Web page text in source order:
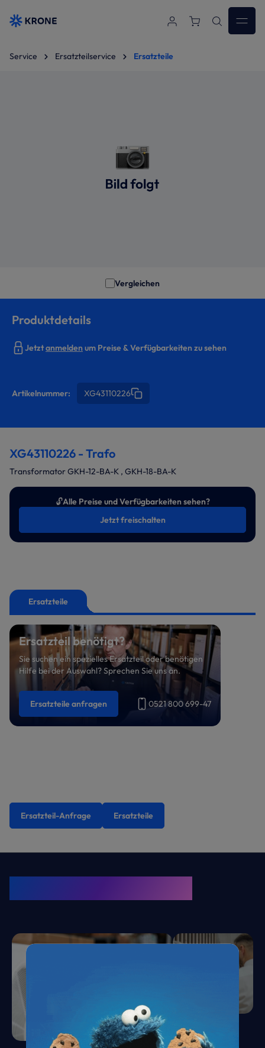
Zum Hauptinhalt springen
Service Ersatzteilservice Ersatzteile
Vergleichen
Produktdetails
Jetztanmeldenum Preise & Verfügbarkeiten zu sehen
Artikelnummer: XG43110226
XG43110226 - Trafo
Transformator GKH-12-BA-K , GKH-18-BA-K
🔓Alle Preise und Verfügbarkeiten sehen?
Jetzt freischalten
Ersatzteile
Ersatzteil benötigt?
Sie suchen ein spezielles Ersatzteil oder benötigen
Hilfe bei der Auswahl? Sprechen Sie uns an.
Ersatzteile anfragen 0521 800 699-47
Ersatzteil-Anfrage Ersatzteile